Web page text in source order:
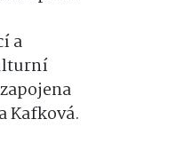
a
Kafková.